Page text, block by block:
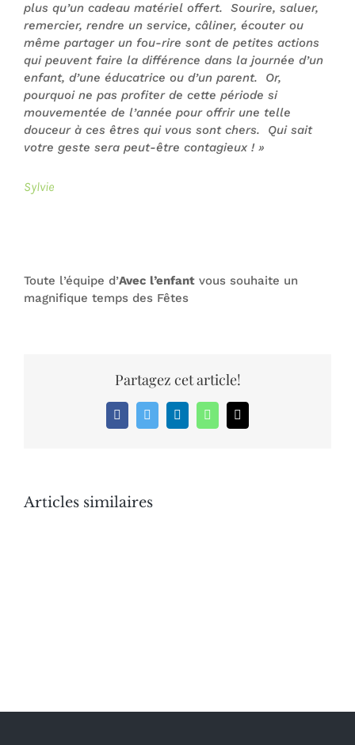
plus qu’un cadeau matériel offert. Sourire, saluer,
remercier, rendre un service, câliner, écouter ou
même partager un fou-rire sont de petites actions
qui peuvent faire la différence dans la journée d’un
enfant, d’une éducatrice ou d’un parent. Or,
pourquoi ne pas profiter de cette période si
mouvementée de l’année pour offrir une telle
douceur à ces êtres qui vous sont chers. Qui sait
votre geste sera peut-être contagieux ! »
Sylvie
Toute l’équipe d’Avec l’enfant vous souhaite un
magnifique temps des Fêtes
Partagez cet article!
FacebookTwitter LinkedInWhatsApp
Articles similaires